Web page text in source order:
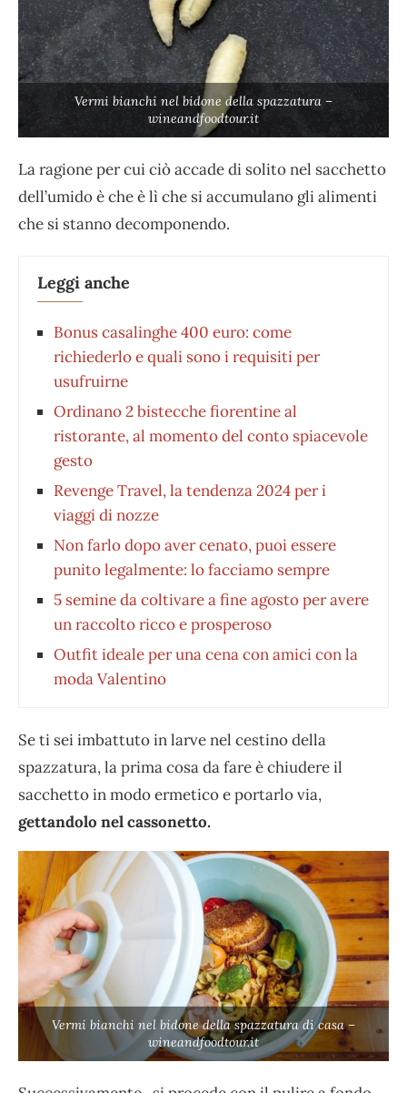
Vermi bianchi nel bidone della spazzatura –
wineandfoodtour.it
La ragione per cui ciò accade di solito nel sacchetto
dell’umido è che è lì che si accumulano gli alimenti
che si stanno decomponendo.
Leggi anche
Bonus casalinghe 400 euro: come
richiederlo e quali sono i requisiti per
usufruirne
Ordinano 2 bistecche fiorentine al
ristorante, al momento del conto spiacevole
gesto
Revenge Travel, la tendenza 2024 per i
viaggi di nozze
Non farlo dopo aver cenato, puoi essere
punito legalmente: lo facciamo sempre
5 semine da coltivare a fine agosto per avere
un raccolto ricco e prosperoso
Outfit ideale per una cena con amici con la
moda Valentino
Se ti sei imbattuto in larve nel cestino della
spazzatura, la prima cosa da fare è chiudere il
sacchetto in modo ermetico e portarlo via,
gettandolo nel cassonetto.
Vermi bianchi nel bidone della spazzatura di casa –
wineandfoodtour.it